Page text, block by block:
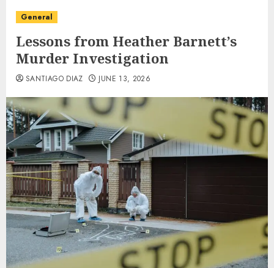
General
Lessons from Heather Barnett’s
Murder Investigation
SANTIAGO DIAZ JUNE 13, 2026